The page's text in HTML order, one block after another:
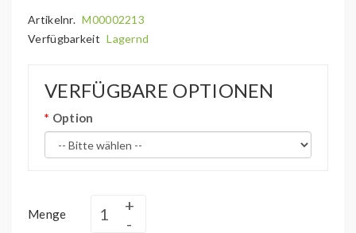
Artikelnr. M00002213
Verfügbarkeit Lagernd
VERFÜGBARE OPTIONEN
Option
Menge